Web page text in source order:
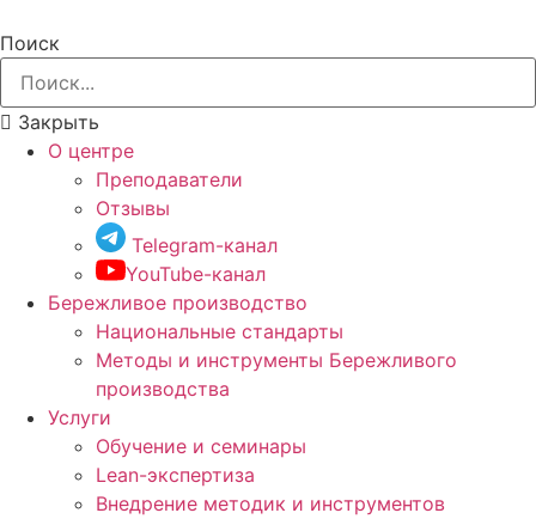
Поиск
Закрыть
О центре
Преподаватели
Отзывы
Telegram-канал
YouTube-канал
Бережливое производство
Национальные стандарты
Методы и инструменты Бережливого
производства
Услуги
Обучение и семинары
Lean-экспертиза
Внедрение методик и инструментов